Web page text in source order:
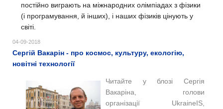
постійно виграють на міжнародних олімпіадах з фізики
(і програмування, й інших), і наших фізиків цінують у
світі.
04-09-2018
Сергій Вакарін - про космос, культуру, екологію,
новітні технології
Читайте у блозі Сергія
Вакаріна, голови
організації UkraineIS,